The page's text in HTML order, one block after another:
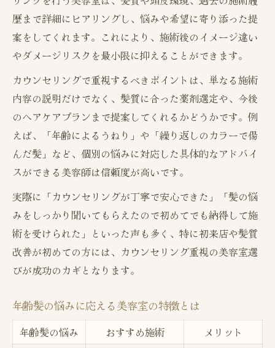
歴まで詳細にヒアリングし、悩みや希望に寄り添った提
案をしてくれます。これにより、施術後のイメージ違い
やダメージリスクを最小限に抑えることができます。
カウンセリングで重視するべきポイントは、単なる施術
内容の説明だけでなく、髪質に合った薬剤選定や、今後
のヘアケアプランまで提案してくれるかどうかです。例
えば、「年齢によるうねり」や「繰り返しのカラーで傷
んだ髪」など、個別の悩みに対応した具体的なアドバイ
スができる美容師は信頼度が高いです。
実際に「カウンセリングが丁寧で安心できた」「髪の悩
みをしっかり聞いてもらえたので初めてでも納得して施
術を受けられた」といった声も多く、特に初来店や髪質
改善が初めての方には、カウンセリング重視の美容室選
びが成功のカギとなります。
年齢髪の悩みに応える美容室の特徴とは
年齢髪の悩み おすすめ施術 メリット